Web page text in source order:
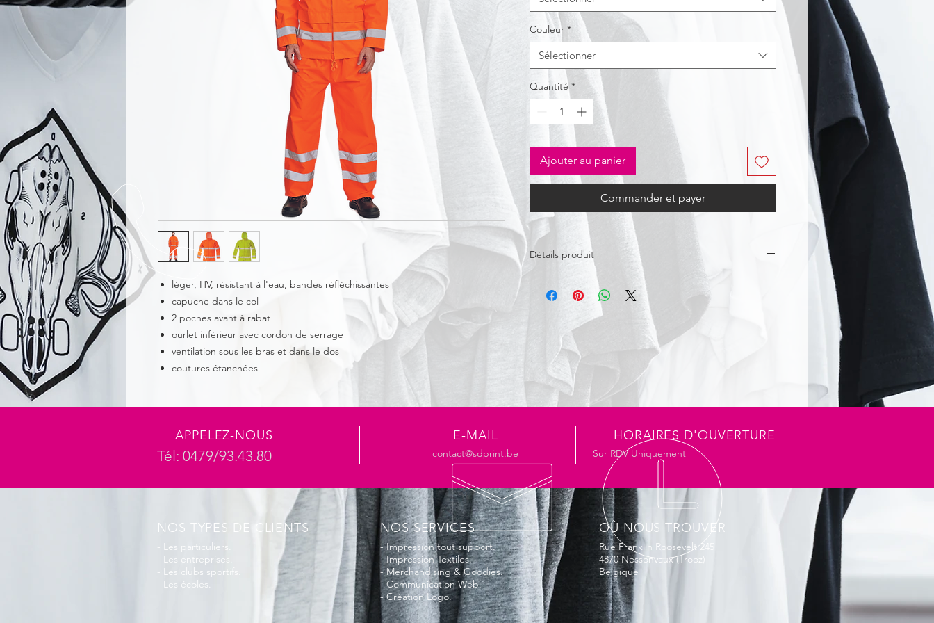
léger, HV, résistant à l'eau, bandes réfléchissantes
capuche dans le col
2 poches avant à rabat
ourlet inférieur avec cordon de serrage
ventilation sous les bras et dans le dos
coutures étanchées
Couleur *
Sélectionner
Quantité *
Ajouter au panier
Commander et payer
Détails produit
100 % polyester, Coating: polyuréthane
EN ISO 13688
EN ISO 20471 (Class: 3)
Caractéristiques:
Imperméable à l'eau
Nombre de cycles:
Lavage à 40 °C, procédé de lavage très doux
Ne pas blanchir
Séchage au sécheur impossible
Ne pas repasser
Pas d'entretien professionnel
APPELEZ-NOUS
Tél: 0479/93.43.80
E-MAIL
contact@sdprint.be
HORAIRES D'OUVERTURE
Sur RDV Uniquement
NOS TYPES DE CLIENTS
- Les particuliers.
- Les entreprises.
- Les clubs sportifs.
- Les écoles.
NOS SERVICES
- Impression tout support.
- Impression Textiles.
- Merchandising & Goodies.
- Communication Web.
- Création Logo.
OÙ NOUS TROUVER
Rue Franklin Roosevelt 245
4870 Nessonvaux (Trooz)
Belgique